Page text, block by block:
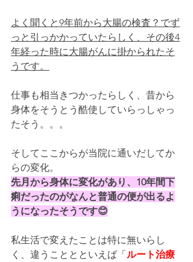
よく聞くと9年前から大腸の検査？でず
っと引っかかっていたらしく、その後4
年経った時に大腸がんに掛かられたそ
うです。
仕事も相当きつかったらしく、昔から
身体をそうとう酷使していらっしゃっ
たそう。。。
そしてここからが当院に通いだしてか
らの変化。
先月から身体に変化があり、10年間下
痢だったのがなんと普通の便が出るよ
うになったそうです😊
私生活で変えたことは特に無いらし
く、違うこととといえば「ルート治療